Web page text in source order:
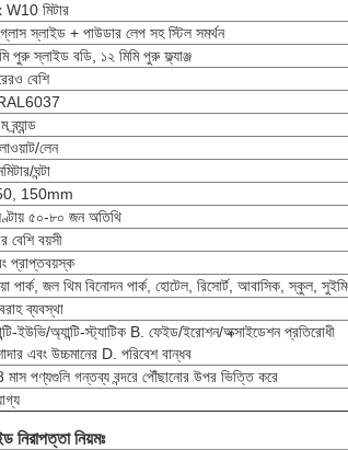
মিটার
স্লাইড + পাউডার লেপ সহ স্টিল সমর্থন
পুরু স্লাইড বডি, ১২ মিমি পুরু ফ্ল্যাঞ্জ
বেশি
লেন
ঘন্টা
150mm
৫০-৮০ জন অতিথি
বেশি বয়সী
প্রাপ্তবয়স্ক
পার্ক, জল থিম বিনোদন পার্ক, হোটেল, রিসোর্ট, আবাসিক, স্কুল,
ব্যবস্থা
ইউভি/অ্যান্টি-স্ট্যাটিক B. ফেইড/ইরোশন/অক্সাইডেশন প্রতিরোধী
এবং উচ্চমানের D. পরিবেশ বান্ধব
পণ্যগুলি গন্তব্য বন্দরে পৌঁছানোর উপর ভিত্তি করে
নিরাপত্তা নিয়মঃ